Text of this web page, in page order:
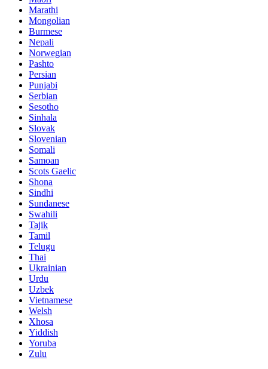
Marathi
Mongolian
Burmese
Nepali
Norwegian
Pashto
Persian
Punjabi
Serbian
Sesotho
Sinhala
Slovak
Slovenian
Somali
Samoan
Scots Gaelic
Shona
Sindhi
Sundanese
Swahili
Tajik
Tamil
Telugu
Thai
Ukrainian
Urdu
Uzbek
Vietnamese
Welsh
Xhosa
Yiddish
Yoruba
Zulu